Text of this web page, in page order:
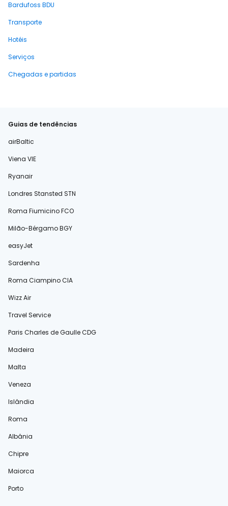
Bardufoss BDU
Transporte
Hotéis
Serviços
Chegadas e partidas
Guias de tendências
airBaltic
Viena VIE
Ryanair
Londres Stansted STN
Roma Fiumicino FCO
Milão-Bérgamo BGY
easyJet
Sardenha
Roma Ciampino CIA
Wizz Air
Travel Service
Paris Charles de Gaulle CDG
Madeira
Malta
Veneza
Islândia
Roma
Albânia
Chipre
Maiorca
Porto